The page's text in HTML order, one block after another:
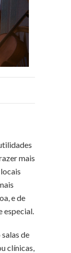
mais
e de
especial.
de
clínicas,